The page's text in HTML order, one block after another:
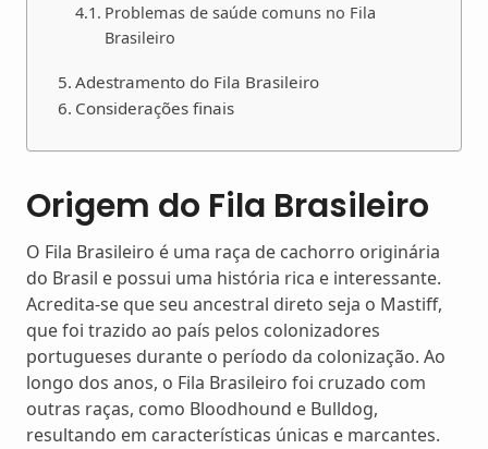
Problemas de saúde comuns no Fila
Brasileiro
Adestramento do Fila Brasileiro
Considerações finais
Origem do Fila Brasileiro
O Fila Brasileiro é uma raça de cachorro originária
do Brasil e possui uma história rica e interessante.
Acredita-se que seu ancestral direto seja o Mastiff,
que foi trazido ao país pelos colonizadores
portugueses durante o período da colonização. Ao
longo dos anos, o Fila Brasileiro foi cruzado com
outras raças, como Bloodhound e Bulldog,
resultando em características únicas e marcantes.